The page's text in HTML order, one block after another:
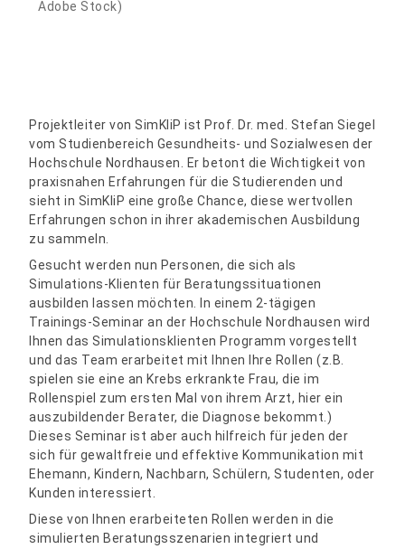
Adobe Stock)
Projektleiter von SimKliP ist Prof. Dr. med. Stefan Siegel
vom Studienbereich Gesundheits- und Sozialwesen der
Hochschule Nordhausen. Er betont die Wichtigkeit von
praxisnahen Erfahrungen für die Studierenden und
sieht in SimKliP eine große Chance, diese wertvollen
Erfahrungen schon in ihrer akademischen Ausbildung
zu sammeln.
Gesucht werden nun Personen, die sich als
Simulations-Klienten für Beratungssituationen
ausbilden lassen möchten. In einem 2-tägigen
Trainings-Seminar an der Hochschule Nordhausen wird
Ihnen das Simulationsklienten Programm vorgestellt
und das Team erarbeitet mit Ihnen Ihre Rollen (z.B.
spielen sie eine an Krebs erkrankte Frau, die im
Rollenspiel zum ersten Mal von ihrem Arzt, hier ein
auszubildender Berater, die Diagnose bekommt.)
Dieses Seminar ist aber auch hilfreich für jeden der
sich für gewaltfreie und effektive Kommunikation mit
Ehemann, Kindern, Nachbarn, Schülern, Studenten, oder
Kunden interessiert.
Diese von Ihnen erarbeiteten Rollen werden in die
simulierten Beratungsszenarien integriert und